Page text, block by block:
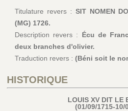
Titulature revers : SIT NOMEN
(MG) 1726.
Description revers : Écu de
deux branches d'olivier.
Traduction revers : (Béni soit le
HISTORIQUE
LOUIS XV DIT LE
(01/09/1715-10/